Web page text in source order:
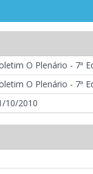
O Plenário - 7ª
O Plenário - 7ª
10/2010